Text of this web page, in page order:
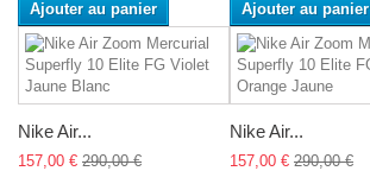
Ajouter au panier Ajouter au panier
Nike Air...
157,00 € 290,00 €
Nike Air...
157,00 € 290,00 €